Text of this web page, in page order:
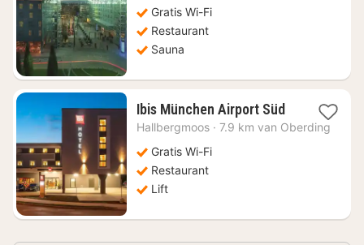
Gratis Wi-Fi
Restaurant
Sauna
Ibis München Airport Süd1
nacht
Hallbergmoos · 7.9 km van Oberding
Gratis Wi-Fi
Restaurant
Lift